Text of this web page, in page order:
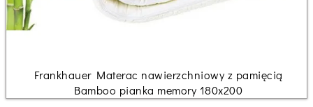
Frankhauer Materac nawierzchniowy z pamięcią
Bamboo pianka memory 180x200